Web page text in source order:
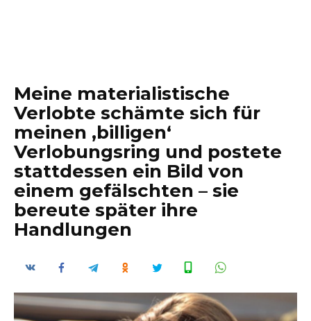
Meine materialistische
Verlobte schämte sich für
meinen ‚billigen‘
Verlobungsring und postete
stattdessen ein Bild von
einem gefälschten – sie
bereute später ihre
Handlungen